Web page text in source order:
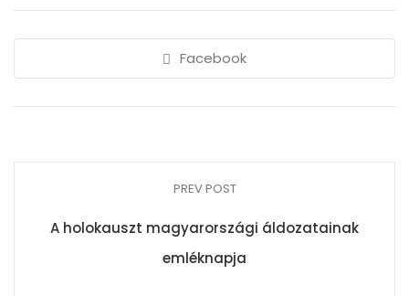
Facebook
PREV POST
A holokauszt magyarországi áldozatainak
emléknapja